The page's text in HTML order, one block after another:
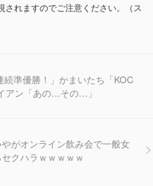
されますのでご注意ください。（ス
準優勝！」かまいたち「KOC
アン「あの…その…」
やがオンライン飲み会で一般女
クハラｗｗｗｗｗ